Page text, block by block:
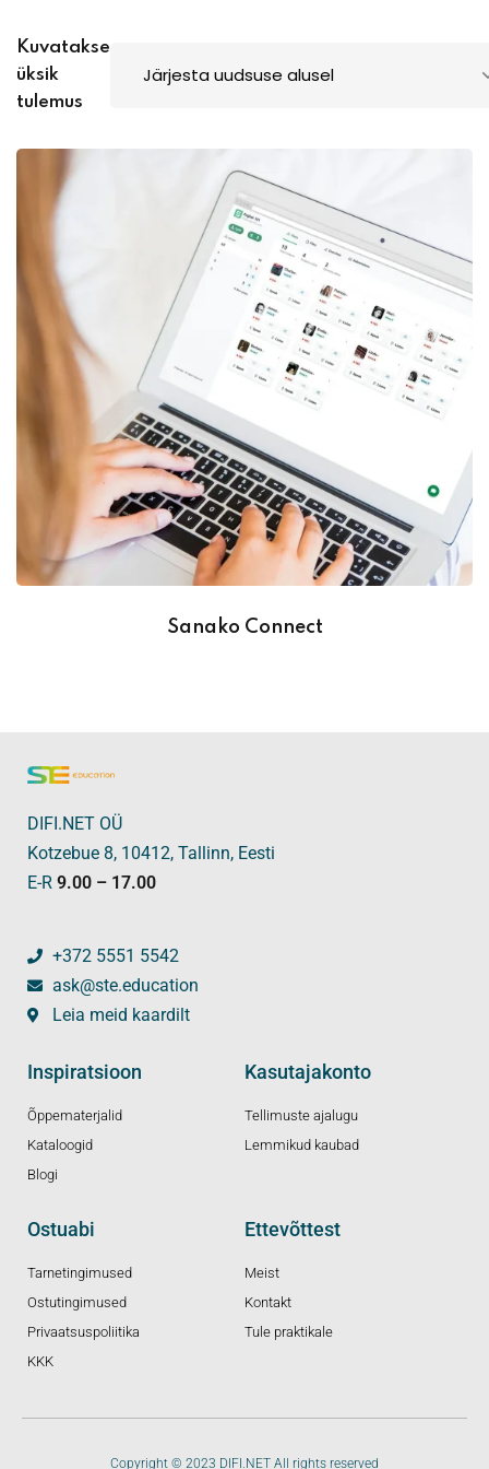
Kuvatakse
üksik
tulemus
Sanako Connect
DIFI.NET OÜ
Kotzebue 8, 10412, Tallinn, Eesti
E-R 9.00 – 17.00
+372 5551 5542
ask@ste.education
Leia meid kaardilt
Inspiratsioon
Õppematerjalid
Kataloogid
Blogi
Kasutajakonto
Tellimuste ajalugu
Lemmikud kaubad
Ostuabi
Tarnetingimused
Ostutingimused
Privaatsuspoliitika
KKK
Ettevõttest
Meist
Kontakt
Tule praktikale
Copyright © 2023 DIFI.NET All rights reserved